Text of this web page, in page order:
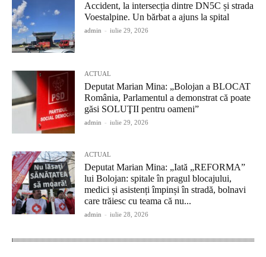
Accident, la intersecția dintre DN5C și strada
Voestalpine. Un bărbat a ajuns la spital
admin - iulie 29, 2026
ACTUAL
Deputat Marian Mina: „Bolojan a BLOCAT
România, Parlamentul a demonstrat că poate
găsi SOLUŢII pentru oameni”
admin - iulie 29, 2026
ACTUAL
Deputat Marian Mina: „Iată „REFORMA”
lui Bolojan: spitale în pragul blocajului,
medici și asistenți împinși în stradă, bolnavi
care trăiesc cu teama că nu...
admin - iulie 28, 2026